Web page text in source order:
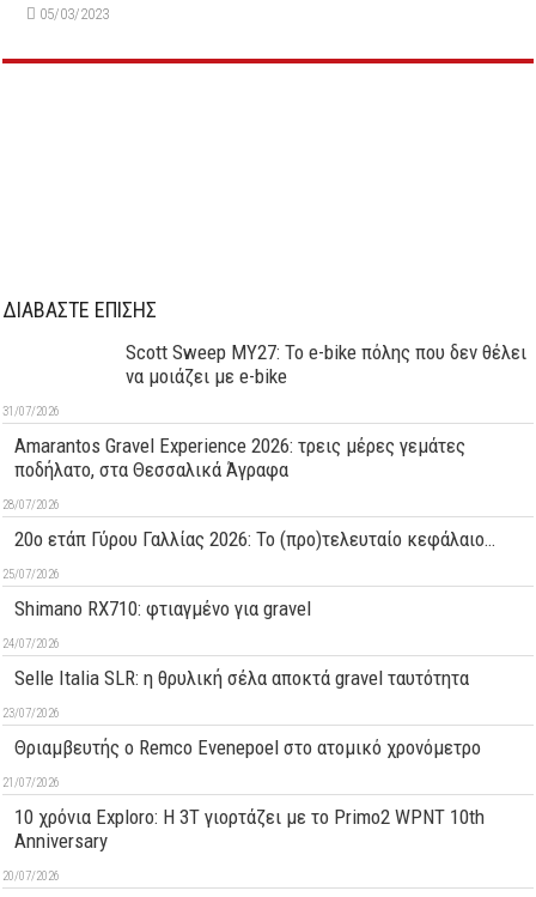
05/03/2023
ΔΙΑΒΑΣΤΕ ΕΠΙΣΗΣ
Scott Sweep MY27: Το e-bike πόλης που δεν θέλει
να μοιάζει με e-bike
31/07/2026
Amarantos Gravel Experience 2026: τρεις μέρες γεμάτες
ποδήλατο, στα Θεσσαλικά Άγραφα
28/07/2026
20ο ετάπ Γύρου Γαλλίας 2026: Το (προ)τελευταίο κεφάλαιο…
25/07/2026
Shimano RX710: φτιαγμένο για gravel
24/07/2026
Selle Italia SLR: η θρυλική σέλα αποκτά gravel ταυτότητα
23/07/2026
Θριαμβευτής ο Remco Evenepoel στο ατομικό χρονόμετρο
21/07/2026
10 χρόνια Exploro: Η 3T γιορτάζει με το Primo2 WPNT 10th
Anniversary
20/07/2026